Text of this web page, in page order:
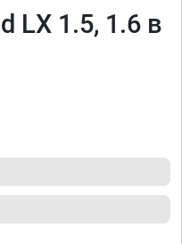
LX 1.5, 1.6 в